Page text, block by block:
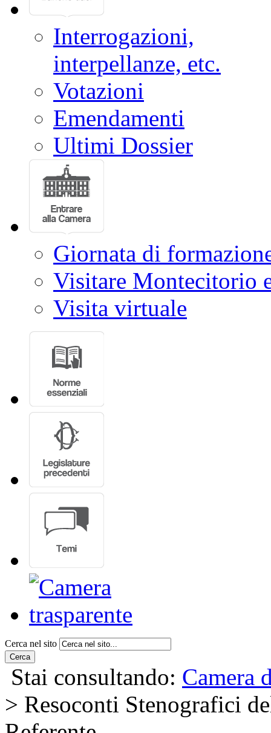
Interrogazioni,
interpellanze, etc.
Votazioni
Emendamenti
Ultimi Dossier
Giornata di
Visitare Montecitorio
Visita virtuale
Cerca nel sito
Cerca
Stai consultando: Camera
> Resoconti Stenografici